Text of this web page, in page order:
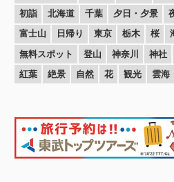
初詣
北海道 千葉 夕日・夕景
富士山
日帰り 東京 栃木 桜
無料スポット
登山 神奈川 神社
紅葉
絶景 自然 花 観光 雲海